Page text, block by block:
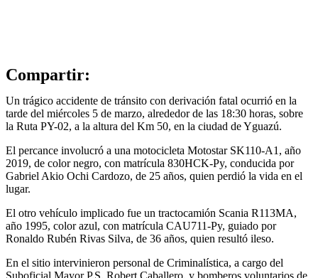
Compartir:
Un trágico accidente de tránsito con derivación fatal ocurrió en la
tarde del miércoles 5 de marzo, alrededor de las 18:30 horas, sobre
la Ruta PY-02, a la altura del Km 50, en la ciudad de Yguazú.
El percance involucró a una motocicleta Motostar SK110-A1, año
2019, de color negro, con matrícula 830HCK-Py, conducida por
Gabriel Akio Ochi Cardozo, de 25 años, quien perdió la vida en el
lugar.
El otro vehículo implicado fue un tractocamión Scania R113MA,
año 1995, color azul, con matrícula CAU711-Py, guiado por
Ronaldo Rubén Rivas Silva, de 36 años, quien resultó ileso.
En el sitio intervinieron personal de Criminalística, a cargo del
Suboficial Mayor P.S. Robert Caballero, y bomberos voluntarios de